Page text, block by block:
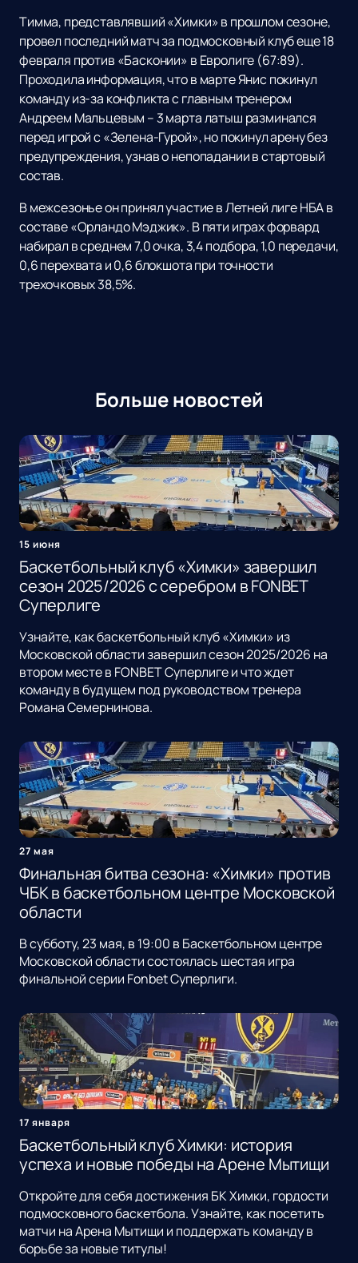
Тимма, представлявший «Химки» в прошлом сезоне,
провел последний матч за подмосковный клуб еще 18
февраля против «Басконии» в Евролиге (67:89).
Проходила информация, что в марте Янис покинул
команду из-за конфликта с главным тренером
Андреем Мальцевым – 3 марта латыш разминался
перед игрой с «Зелена-Гурой», но покинул арену без
предупреждения, узнав о непопадании в стартовый
состав.
В межсезонье он принял участие в Летней лиге НБА в
составе «Орландо Мэджик». В пяти играх форвард
набирал в среднем 7,0 очка, 3,4 подбора, 1,0 передачи,
0,6 перехвата и 0,6 блокшота при точности
трехочковых 38,5%.
Больше новостей
15 июня
Баскетбольный клуб «Химки» завершил
сезон 2025/2026 с серебром в FONBET
Суперлиге
Узнайте, как баскетбольный клуб «Химки» из
Московской области завершил сезон 2025/2026 на
втором месте в FONBET Суперлиге и что ждет
команду в будущем под руководством тренера
Романа Семернинова.
27 мая
Финальная битва сезона: «Химки» против
ЧБК в баскетбольном центре Московской
области
В субботу, 23 мая, в 19:00 в Баскетбольном центре
Московской области состоялась шестая игра
финальной серии Fonbet Суперлиги.
17 января
Баскетбольный клуб Химки: история
успеха и новые победы на Арене Мытищи
Откройте для себя достижения БК Химки, гордости
подмосковного баскетбола. Узнайте, как посетить
матчи на Арена Мытищи и поддержать команду в
борьбе за новые титулы!